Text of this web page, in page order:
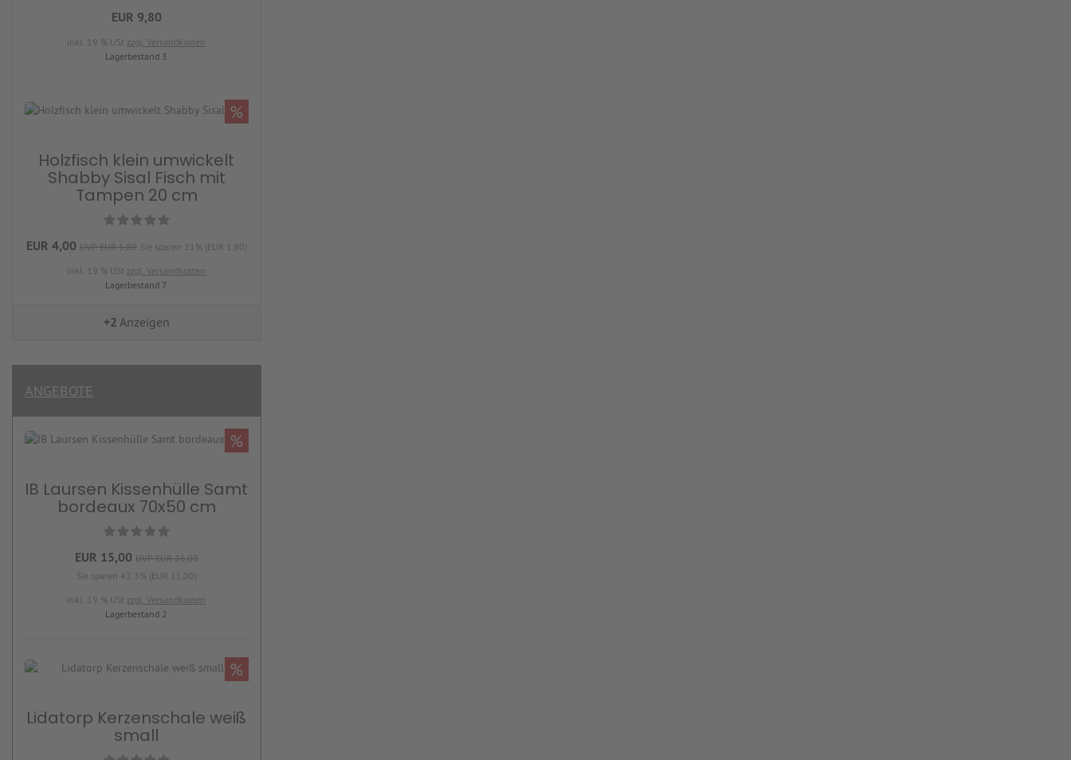
EUR 9,80
inkl. 19 % USt zzgl. Versandkosten
Lagerbestand 3
Holzfisch klein umwickelt
Shabby Sisal Fisch mit
Tampen 20 cm
EUR 4,00 UVP EUR 5,80 Sie sparen 31% (EUR 1,80)
inkl. 19 % USt zzgl. Versandkosten
Lagerbestand 7
%
+2 Anzeigen
ANGEBOTE
IB Laursen Kissenhülle Samt
bordeaux 70x50 cm
EUR 15,00 UVP EUR 26,00
Sie sparen 42.3% (EUR 11,00)
inkl. 19 % USt zzgl. Versandkosten
Lagerbestand 2
%
Lidatorp Kerzenschale weiß
small
%